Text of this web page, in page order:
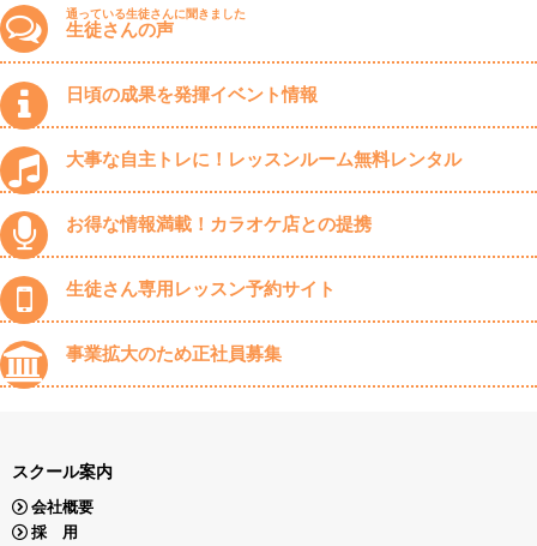
通っている生徒さんに聞きました
生徒さんの声
日頃の成果を発揮イベント情報
大事な自主トレに！レッスンルーム無料レンタル
お得な情報満載！カラオケ店との提携
生徒さん専用レッスン予約サイト
事業拡大のため正社員募集
スクール案内
会社概要
採 用